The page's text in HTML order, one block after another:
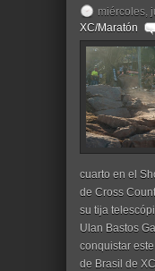
miércoles,
XC/Maratón
cuarto en el
de Cross
su tija
Ulan Bastos
conquistar
de Brasil de